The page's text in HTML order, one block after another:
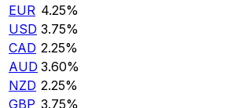
EUR 4.25%
USD 3.75%
CAD 2.25%
AUD 3.60%
NZD 2.25%
GBP 3.75%